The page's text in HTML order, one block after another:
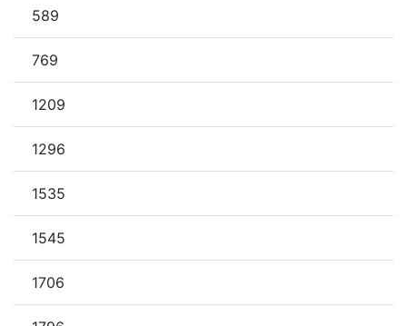
589
769
1209
1296
1535
1545
1706